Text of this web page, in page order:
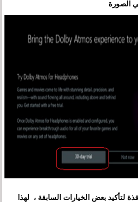
الصورة
لتأكيد بعض الخيارات السابقة، لهذا